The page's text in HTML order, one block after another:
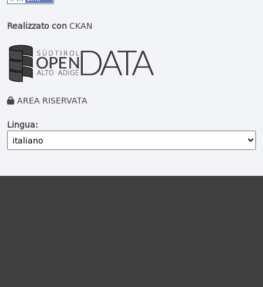
Realizzato conCKAN
AREA RISERVATA
Lingua